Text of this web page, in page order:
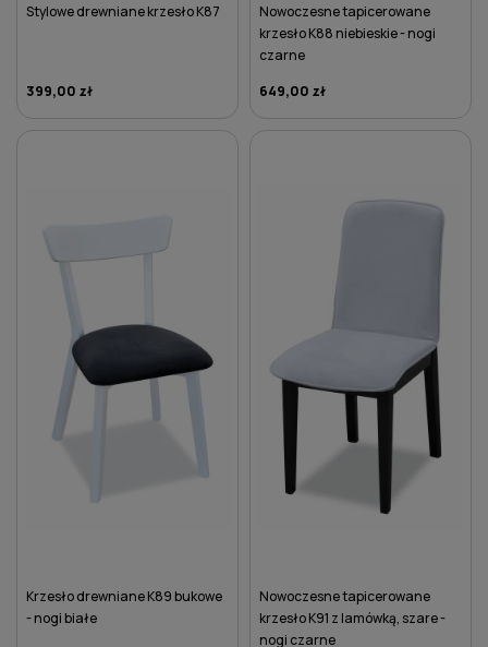
Stylowe drewniane krzesło K87
399,00 zł
Nowoczesne tapicerowane
krzesło K88 niebieskie - nogi
czarne
649,00 zł
Krzesło drewniane K89 bukowe
- nogi białe
Nowoczesne tapicerowane
krzesło K91 z lamówką, szare -
nogi czarne